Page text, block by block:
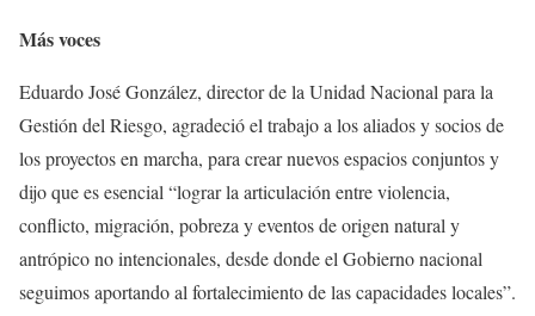
Más voces
Eduardo José González, director de la Unidad Nacional para la
Gestión del Riesgo, agradeció el trabajo a los aliados y socios de
los proyectos en marcha, para crear nuevos espacios conjuntos y
dijo que es esencial “lograr la articulación entre violencia,
conflicto, migración, pobreza y eventos de origen natural y
antrópico no intencionales, desde donde el Gobierno nacional
seguimos aportando al fortalecimiento de las capacidades locales”.